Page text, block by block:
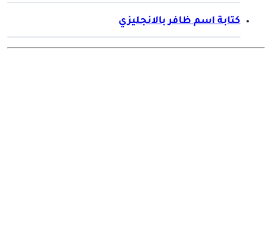
كتابة اسم ظافر بالانجليزي